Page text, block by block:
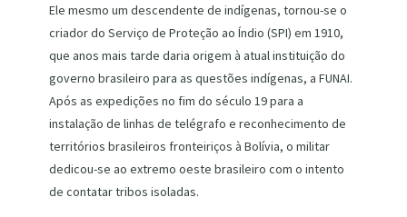
Ele mesmo um descendente de indígenas, tornou-se o
criador do Serviço de Proteção ao Índio (SPI) em 1910,
que anos mais tarde daria origem à atual instituição do
governo brasileiro para as questões indígenas, a FUNAI.
Após as expedições no fim do século 19 para a
instalação de linhas de telégrafo e reconhecimento de
territórios brasileiros fronteiriços à Bolívia, o militar
dedicou-se ao extremo oeste brasileiro com o intento
de contatar tribos isoladas.